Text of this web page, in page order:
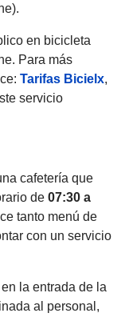
en bicicleta
Para más
Tarifas Bicielx,
servicio
cafetería que
de 07:30 a
tanto menú de
con un servicio
la entrada de la
al personal,